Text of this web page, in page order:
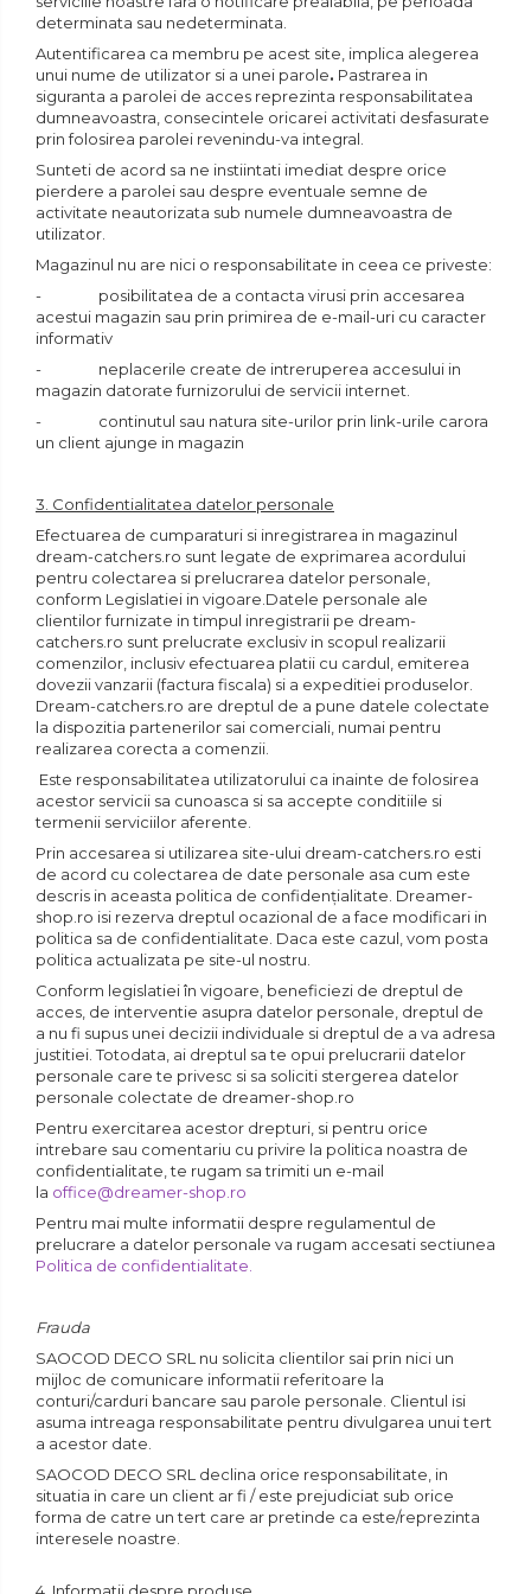
determinata sau nedeterminata.
Autentificarea ca membru pe acest site, implica alegerea
unui nume de utilizator si a unei parole. Pastrarea in
siguranta a parolei de acces reprezinta responsabilitatea
dumneavoastra, consecintele oricarei activitati desfasurate
prin folosirea parolei revenindu-va integral.
Sunteti de acord sa ne instiintati imediat despre orice
pierdere a parolei sau despre eventuale semne de
activitate neautorizata sub numele dumneavoastra de
utilizator.
Magazinul nu are nici o responsabilitate in ceea ce priveste:
- posibilitatea de a contacta virusi prin accesarea
acestui magazin sau prin primirea de e-mail-uri cu caracter
informativ
- neplacerile create de intreruperea accesului in
magazin datorate furnizorului de servicii internet.
- continutul sau natura site-urilor prin link-urile carora
un client ajunge in magazin
3. Confidentialitatea datelor personale
Efectuarea de cumparaturi si inregistrarea in magazinul
dream-catchers.ro sunt legate de exprimarea acordului
pentru colectarea si prelucrarea datelor personale,
conform Legislatiei in vigoare.Datele personale ale
clientilor furnizate in timpul inregistrarii pe dream-
catchers.ro sunt prelucrate exclusiv in scopul realizarii
comenzilor, inclusiv efectuarea platii cu cardul, emiterea
dovezii vanzarii (factura fiscala) si a expeditiei produselor.
Dream-catchers.ro are dreptul de a pune datele colectate
la dispozitia partenerilor sai comerciali, numai pentru
realizarea corecta a comenzii.
Este responsabilitatea utilizatorului ca inainte de folosirea
acestor servicii sa cunoasca si sa accepte conditiile si
termenii serviciilor aferente.
Prin accesarea si utilizarea site-ului dream-catchers.ro esti
de acord cu colectarea de date personale asa cum este
descris in aceasta politica de confidențialitate. Dreamer-
shop.ro isi rezerva dreptul ocazional de a face modificari in
politica sa de confidentialitate. Daca este cazul, vom posta
politica actualizata pe site-ul nostru.
Conform legislatiei în vigoare, beneficiezi de dreptul de
acces, de interventie asupra datelor personale, dreptul de
a nu fi supus unei decizii individuale si dreptul de a va adresa
justitiei. Totodata, ai dreptul sa te opui prelucrarii datelor
personale care te privesc si sa soliciti stergerea datelor
personale colectate de dreamer-shop.ro
Pentru exercitarea acestor drepturi, si pentru orice
intrebare sau comentariu cu privire la politica noastra de
confidentialitate, te rugam sa trimiti un e-mail
la office@dreamer-shop. ro
Pentru mai multe informatii despre regulamentul de
prelucrare a datelor personale va rugam accesati sectiunea
Politica de confidentialitate.
Frauda
SAOCOD DECO SRL nu solicita clientilor sai prin nici un
mijloc de comunicare informatii referitoare la
conturi/carduri bancare sau parole personale. Clientul isi
asuma intreaga responsabilitate pentru divulgarea unui tert
a acestor date.
SAOCOD DECO SRL declina orice responsabilitate, in
situatia in care un client ar fi / este prejudiciat sub orice
forma de catre un tert care ar pretinde ca este/reprezinta
interesele noastre.